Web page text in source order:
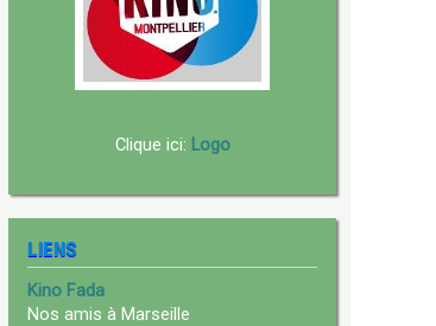
Clique ici: Logo
LIENS
Kino Fada
Nos amis à Marseille